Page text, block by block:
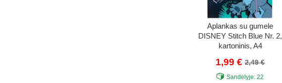
Aplankas su gumele
DISNEY Stitch Blue Nr. 2,
kartoninis, A4
1,99 € 2,49 €
Sandėlyje: 22